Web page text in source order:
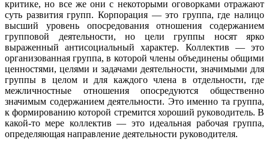
критике, но все же они с некоторыми оговорками отражают
суть развития групп. Корпорация — это группа, где налицо
высший уровень опосредования отношения содержанием
групповой деятельности, но цели группы носят ярко
выраженный антисоциальный характер. Коллектив — это
организованная группа, в которой члены объединены общими
ценностями, целями и задачами деятельности, значимыми для
группы в целом и для каждого члена в отдельности, где
межличностные отношения опосредуются общественно
значимым содержанием деятельности. Это именно та группа,
к формированию которой стремится хороший руководитель. В
какой-то мере коллектив — это идеальная рабочая группа,
определяющая направление деятельности руководителя.